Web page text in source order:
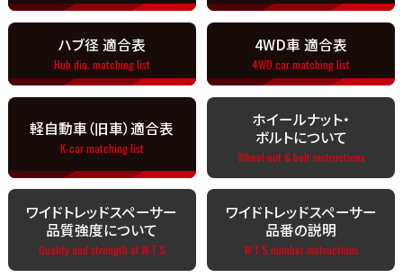
ハブ径 適合表
Hub dia. matching list
4WD車 適合表
4WD car matching list
軽自動車（旧車）適合表
K-car matching list
ホイールナット・
ボルトについて
Wheel nut & bolt instructions
ワイドトレッドスペーサー
品質強度について
Quality and strength of W.T.S
ワイドトレッドスペーサー
品番の説明
W.T.S number instructions